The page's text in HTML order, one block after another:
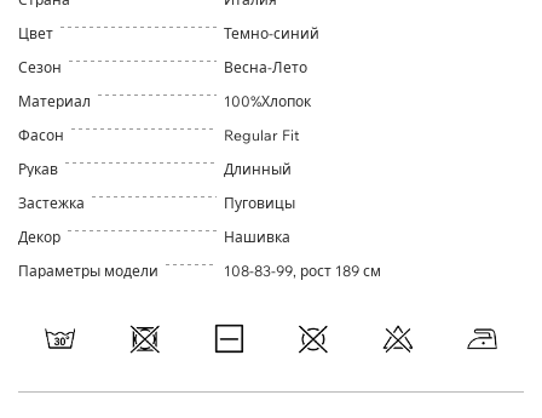
Цвет
Темно-синий
Сезон
Весна-Лето
Материал
100%Хлопок
Фасон
Regular Fit
Рукав
Длинный
Застежка
Пуговицы
Декор
Нашивка
Параметры модели
108-83-99, рост 189 см